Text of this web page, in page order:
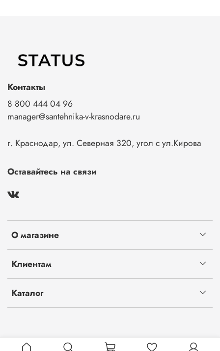
О магазине
Клиентам
Каталог
Контакты
8 800 444 04 96
manager@santehnika-v-krasnodare.ru
г. Краснодар, ул. Северная 320, угол с ул.Кирова
Оставайтесь на связи